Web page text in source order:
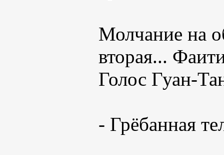
Молчание на
вторая...
Голос Гуан-
- Грёбанная